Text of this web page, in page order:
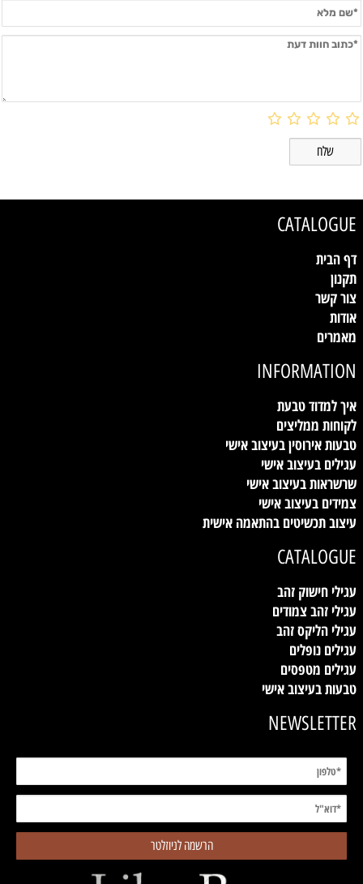
CATALOGUE
דף הבית
תקנון
צור קשר
אודות
מאמרים
INFORMATION
איך למדוד טבעת
לקוחות ממליצים
טבעות אירוסין בעיצוב אישי
עגילים בעיצוב אישי
שרשראות בעיצוב אישי
צמידים בעיצוב אישי
עיצוב תכשיטים בהתאמה אישית
CATALOGUE
עגילי חישוק זהב
עגילי זהב צמודים
עגילי הליקס זהב
עגילים נופלים
עגילים מטפסים
טבעות בעיצוב אישי
NEWSLETTER